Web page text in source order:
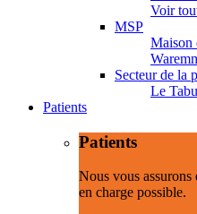
Voir
MSP
Maison
Secteur de la
Le
Patients
Patients
Nous vous
en charge possible.